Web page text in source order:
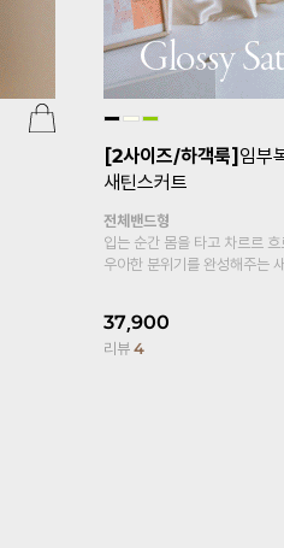
[기획특가 1+1][S-
들보들면스판 임산부레
복대형
보들보들 부드러운
면스판 레깅스예요☆
24,900
리뷰 2,284